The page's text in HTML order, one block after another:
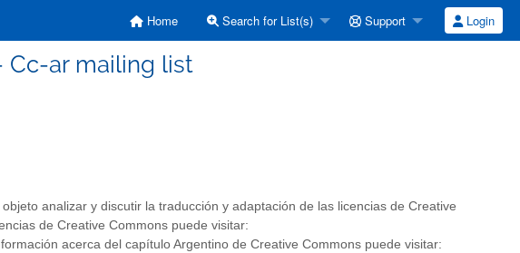
Home Search for List(s) Support Login
Cc-ar mailing list
analizar y discutir la traducción y adaptación de las licencias de Creative
de Creative Commons puede visitar:
acerca del capítulo Argentino de Creative Commons puede visitar: